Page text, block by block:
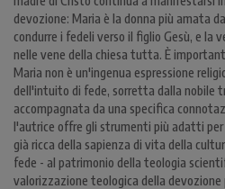
devozione: Maria è la donna più amata
condurre i fedeli verso il figlio Gesù, e la
nelle vene della chiesa tutta. È
Maria non è un'ingenua espressione
dell'intuito di fede, sorretta dalla nobile
accompagnata da una specifica
l'autrice offre gli strumenti più adatti per
già ricca della sapienza di vita della
fede - al patrimonio della teologia
valorizzazione teologica della devozione